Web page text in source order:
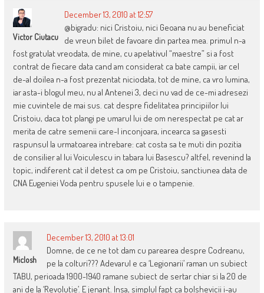
Victor Ciutacu
December 13, 2010 at 12:57
@bigradu: nici Cristoiu, nici Geoana nu au beneficiat
de vreun bilet de favoare din partea mea. primul n-a
fost gratulat vreodata, de mine, cu apelativul “maestre” si a fost
contrat de fiecare data cand am considerat ca bate campii, iar cel
de-al doilea n-a fost prezentat niciodata, tot de mine, ca vro lumina,
iar asta-i blogul meu, nu al Antenei 3, deci nu vad de ce-mi adresezi
mie cuvintele de mai sus. cat despre fidelitatea principiilor lui
Cristoiu, daca tot plangi pe umarul lui de om nerespectat pe cat ar
merita de catre semenii care-l inconjoara, incearca sa gasesti
raspunsul la urmatoarea intrebare: cat costa sa te muti din pozitia
de consilier al lui Voiculescu in tabara lui Basescu? altfel, revenind la
topic, indiferent cat il detest ca om pe Cristoiu, sanctiunea data de
CNA Eugeniei Voda pentru spusele lui e o tampenie.
Miclosh
December 13, 2010 at 13:01
Domne, de ce ne tot dam cu parearea despre Codreanu,
pe la colturi??? Adevarul e ca ‘Legionarii’ raman un subiect
TABU, perioada 1900-1940 ramane subiect de sertar chiar si la 20 de
ani de la ‘Revolutie’. E jenant. Insa, simplul fapt ca bolshevicii i-au